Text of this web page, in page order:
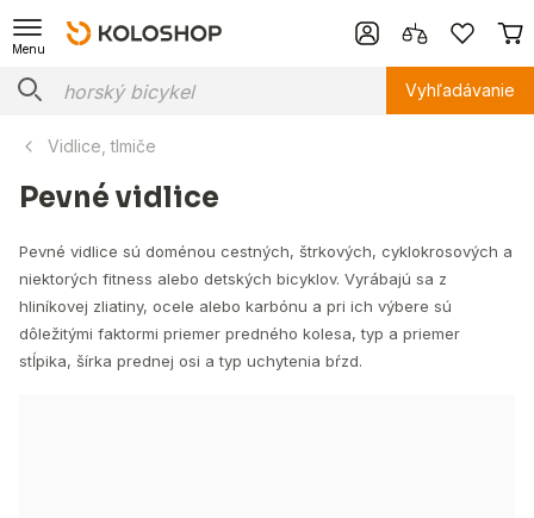
Menu
Vyhľadávanie
Vidlice, tlmiče
Pevné vidlice
Pevné vidlice sú doménou cestných, štrkových, cyklokrosových a
niektorých fitness alebo detských bicyklov. Vyrábajú sa z
hliníkovej zliatiny, ocele alebo karbónu a pri ich výbere sú
dôležitými faktormi priemer predného kolesa, typ a priemer
stĺpika, šírka prednej osi a typ uchytenia bŕzd.